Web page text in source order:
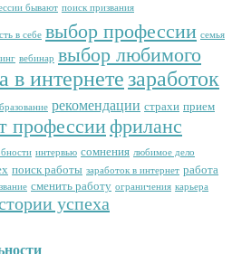
бывают поиск призвания
в себе выбор профессии семья
вебинар выбор любимого
в интернетезаработок
рекомендации страхи прием
профессиифриланс
интервью сомнения любимое дело
поиск работы заработок в интернет работа
сменить работу ограничения карьера
успеха